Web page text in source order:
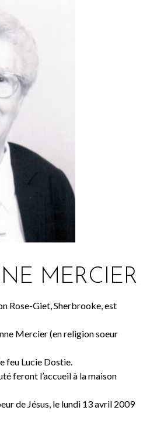
MERCIER
Rose-Giet, Sherbrooke, est
Mercier (en religion soeur
feu Lucie Dostie.
feront l’accueil à la maison
de Jésus, le lundi 13 avril 2009